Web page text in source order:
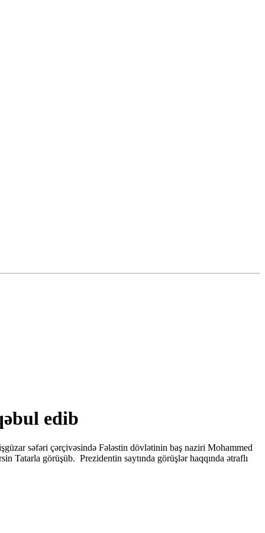
edib
səfəri çərçivəsində Fələstin dövlətinin baş naziri Mohammed
Tatarla görüşüb. Prezidentin saytında görüşlər haqqında ətraflı